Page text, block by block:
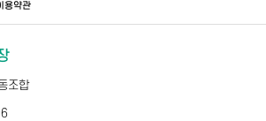
용약관
조합